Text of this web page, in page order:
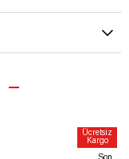
Ücretsiz
Kargo
Son